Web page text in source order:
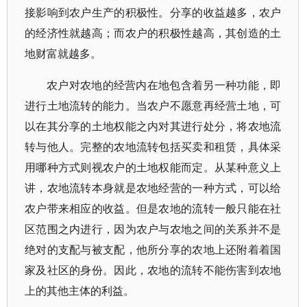
接影响到农户生产的积极性。分享的收益越多，农户
的经济性就越高；而农户的积极性越高，其创造的土
地财富就越多。
农户对农地的经营内在地包含着另一种功能，即
进行土地流转的能力。当农户不愿意再经营土地，可
以在其分享的土地权能之内对其进行处分，将农地流
转与他人。完整的农地流转包括买卖和租赁，具体采
用哪种方式则视农户的土地权能而定。从某种意义上
讲，农地流转本身就是农地经营的一种方式，可以给
农户带来相应的收益。但是农地的流转一般只能在社
区范围之内进行，因为农户与农地之间的关系并不是
绝对的支配与被支配，他所分享的农地上还附着着国
家及社区的身份。因此，农地的流转不能伤害到农地
上的其他主体的利益。